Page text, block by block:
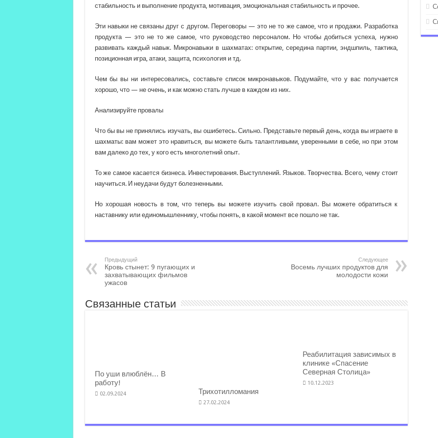
стабильность и выполнение продукта, мотивация, эмоциональная стабильность и прочее.
Эти навыки не связаны друг с другом. Переговоры — это не то же самое, что и продажи. Разработка
продукта — это не то же самое, что руководство персоналом. Но чтобы добиться успеха, нужно
развивать каждый навык. Микронавыки в шахматах: открытие, середина партии, эндшпиль, тактика,
позиционная игра, атаки, защита, психология и тд.
Чем бы вы ни интересовались, составьте список микронавыков. Подумайте, что у вас получается
хорошо, что — не очень, и как можно стать лучше в каждом из них.
Анализируйте провалы
Что бы вы не принялись изучать, вы ошибетесь. Сильно. Представьте первый день, когда вы играете в
шахматы: вам может это нравиться, вы можете быть талантливыми, уверенными в себе, но при этом
вам далеко до тех, у кого есть многолетний опыт.
То же самое касается бизнеса. Инвестирования. Выступлений. Языков. Творчества. Всего, чему стоит
научиться. И неудачи будут болезненными.
Но хорошая новость в том, что теперь вы можете изучить свой провал. Вы можете обратиться к
наставнику или единомышленнику, чтобы понять, в какой момент все пошло не так.
Предыдущий
Кровь стынет: 9 пугающих и
захватывающих фильмов
ужасов
Следующее
Восемь лучших продуктов для
молодости кожи
Связанные статьи
По уши влюблён… В
работу!
02.09.2024 Трихотилломания
27.02.2024
Реабилитация зависимых в
клинике «Спасение
Северная Столица»
10.12.2023